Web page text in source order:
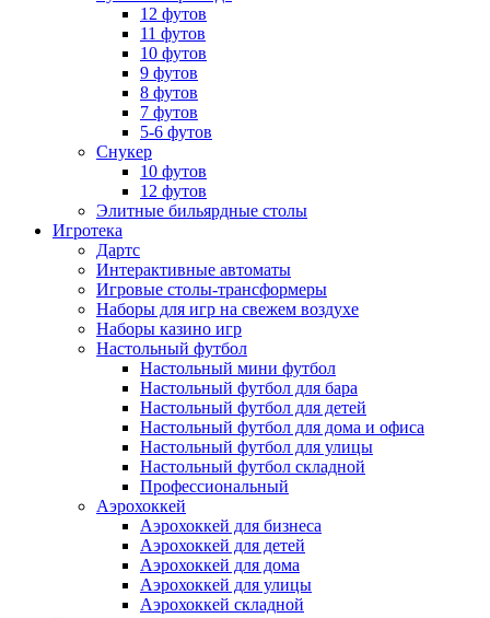
12 футов
11 футов
10 футов
9 футов
8 футов
7 футов
5-6 футов
Снукер
10 футов
12 футов
Элитные бильярдные столы
Игротека
Дартс
Интерактивные автоматы
Игровые столы-трансформеры
Наборы для игр на свежем воздухе
Наборы казино игр
Настольный футбол
Настольный мини футбол
Настольный футбол для бара
Настольный футбол для детей
Настольный футбол для дома и офиса
Настольный футбол для улицы
Настольный футбол складной
Профессиональный
Аэрохоккей
Аэрохоккей для бизнеса
Аэрохоккей для детей
Аэрохоккей для дома
Аэрохоккей для улицы
Аэрохоккей складной